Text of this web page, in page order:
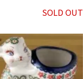
SOLD OUT